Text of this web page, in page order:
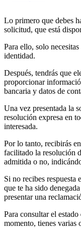
Lo primero que debes
solicitud, que está
Para ello, solo necesitas
identidad.
Después, tendrás que
proporcionar
bancaria y datos de
Una vez presentada la
resolución expresa en
interesada.
Por lo tanto, recibirás
facilitado la resolución
admitida o no,
Si no recibes respuesta
que te ha sido
presentar una
Para consultar el
momento, tienes varias